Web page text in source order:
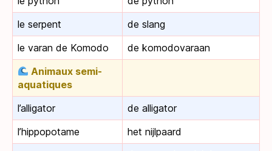
le serpent
de slang
le varan de Komodo
de komodovaraan
Animaux semi-
aquatiques
l’alligator
de alligator
l’hippopotame
het nijlpaard